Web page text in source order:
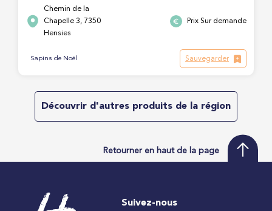
Chemin de la
Chapelle 3, 7350
Hensies
Prix Sur demande
Sapins de Noël Sauvegarder
Découvrir d'autres produits de la région
Retourner en haut de la page
Suivez-nous